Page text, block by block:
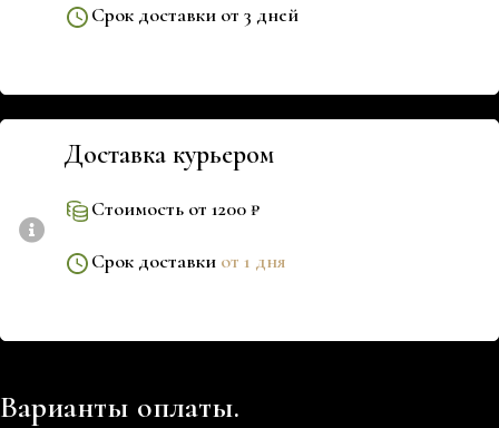
Срок доставки от 3 дней
Доставка курьером
Стоимость от 1200 ₽
Срок доставки от 1 дня
Варианты оплаты.